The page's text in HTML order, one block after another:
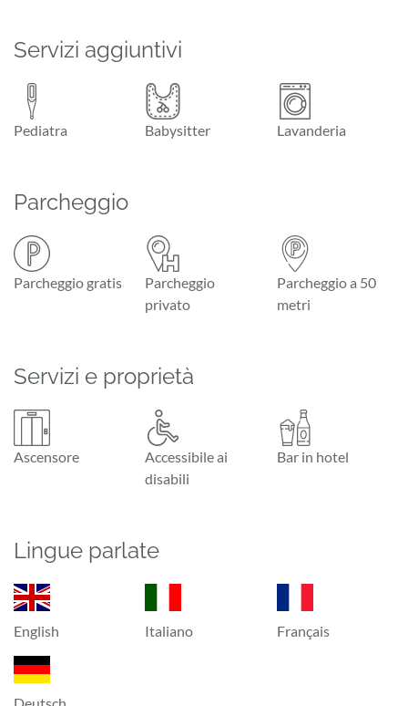
Servizi aggiuntivi
Pediatra Babysitter Lavanderia
Parcheggio
Parcheggio gratis
Parcheggio
privato
Parcheggio a 50
metri
Servizi e proprietà
Ascensore
Accessibile ai
disabili
Bar in hotel
Lingue parlate
English Italiano Français
Deutsch